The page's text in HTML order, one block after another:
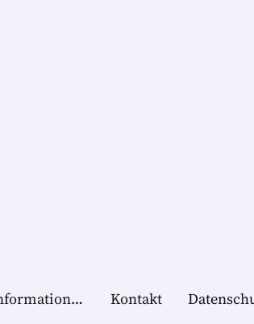
Herstellerinformationen Kontakt